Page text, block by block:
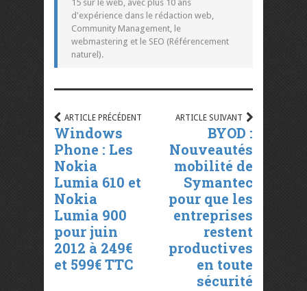
15 sur le web, avec plus 10 ans
d'expérience dans le rédaction web,
Community Management, le
webmastering et le SEO (Référencement
naturel).
ARTICLE PRÉCÉDENT
Windows
Phone : Les
Nokia
Lumia 610 et
Nokia
Lumia 900
pour juin
2012 à 249€
et 599€ TTC
ARTICLE SUIVANT
BYOD :
Nouveautés
mobilité de
Symantec
pour que les
entreprises
restent
productives
en toute
sécurité